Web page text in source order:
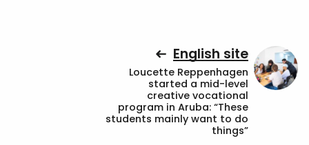
English site
Loucette Reppenhagen
started a mid-level
creative vocational
program in Aruba: “These
students mainly want to do
things”